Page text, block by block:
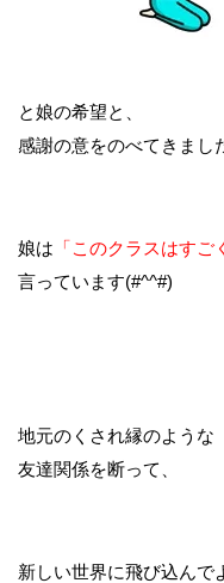
と娘の希望と、
感謝の意をのべてきまし
娘は 「このクラスはすご
言っています(#^^#)
地元のくされ縁のような
友達関係を断って、
新しい世界に飛び込んで